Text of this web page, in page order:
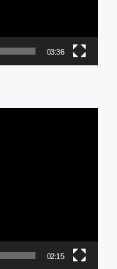
03:36
02:15